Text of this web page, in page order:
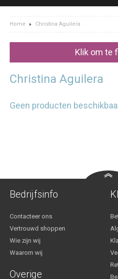
Home Christina Aguilera
Klik om te
Christina Aguilera
Geen producten
Bedrijfsinfo
Contacteer ons
Vertrouwd shoppen
Wie zijn wij
Waarom wij
Overige